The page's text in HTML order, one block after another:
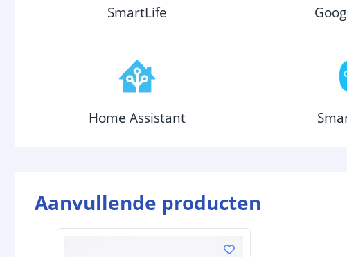
SmartLife
Home Assistant
Aanvullende producten